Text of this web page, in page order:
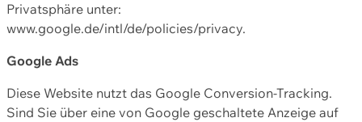
Privatsphäre unter:
www.google.de/intl/de/policies/privacy.
Google Ads
Diese Website nutzt das Google Conversion-Tracking.
Sind Sie über eine von Google geschaltete Anzeige auf